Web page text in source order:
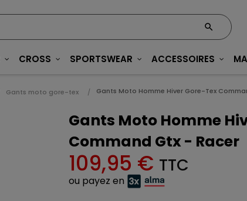
CROSS SPORTSWEAR ACCESSOIRES
Gants moto gore-tex Gants Moto Homme Hiver Gore-Tex
Gants Moto Homme
Command Gtx - Racer
109,95 € TTC
ou payez en